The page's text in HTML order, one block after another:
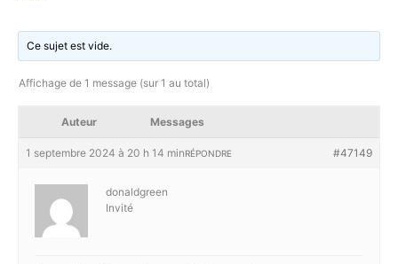
Ce sujet est vide.
Affichage de 1 message (sur 1 au total)
Auteur Messages
1 septembre 2024 à 20 h 14 min #47149
RÉPONDRE
donaldgreen
Invité